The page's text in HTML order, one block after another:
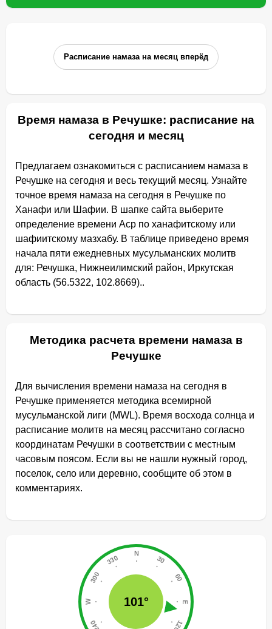
Расписание намаза на месяц вперёд
Время намаза в Речушке: расписание на
сегодня и месяц
Предлагаем ознакомиться с расписанием намаза в
Речушке на сегодня и весь текущий месяц. Узнайте
точное время намаза на сегодня в Речушке по
Ханафи или Шафии. В шапке сайта выберите
определение времени Аср по ханафитскому или
шафиитскому мазхабу. В таблице приведено время
начала пяти ежедневных мусульманских молитв
для: Речушка, Нижнеилимский район, Иркутская
область (56.5322, 102.8669)..
Методика расчета времени намаза в
Речушке
Для вычисления времени намаза на сегодня в
Речушке применяется методика всемирной
мусульманской лиги (MWL). Время восхода солнца и
расписание молитв на месяц рассчитано согласно
координатам Речушки в соответствии с местным
часовым поясом. Если вы не нашли нужный город,
поселок, село или деревню, сообщите об этом в
комментариях.
101°